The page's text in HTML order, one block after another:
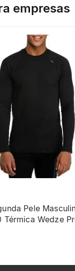
combina conforto
empresas
Pele
Térmica Wedze